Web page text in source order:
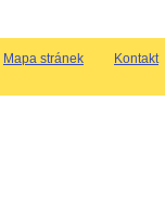
Mapa stránek Kontakt